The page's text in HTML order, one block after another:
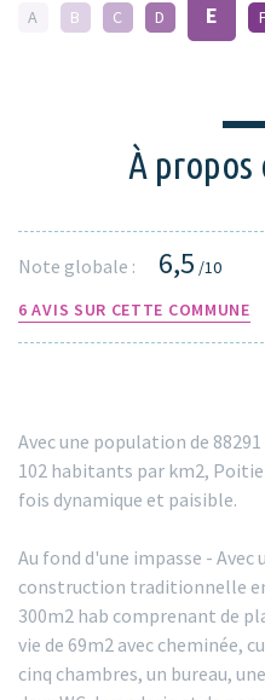
A B C D E F
À
Note globale : 6,5 /10
6 AVIS SUR CETTE COMMUNE
Avec une population de
102 habitants par km2,
fois dynamique et paisible.
Au fond d'une impasse -
construction traditionnelle
300m2 hab comprenant de
vie de 69m2 avec cheminée,
cinq chambres, un bureau,